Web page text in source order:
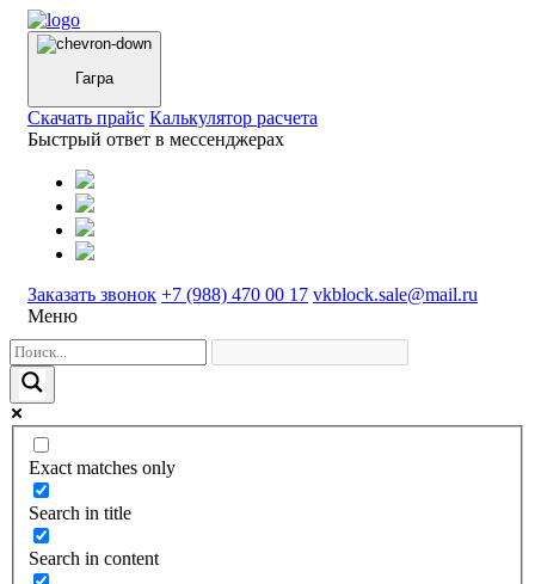
Гагра
Cкачать прайс Калькулятор расчета
Быстрый ответ в мессенджерах
Заказать звонок +7 (988) 470 00 17 vkblock.sale@mail.ru
Меню
Exact matches only
Search in title
Search in content